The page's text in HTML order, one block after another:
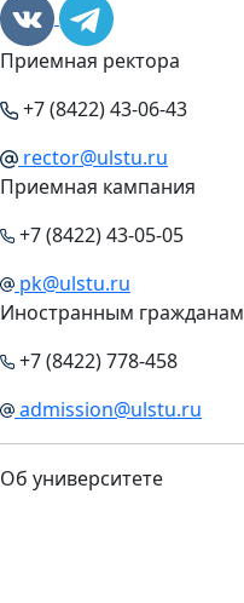
Приемная ректора
+7 (8422) 43-06-43
rector@ulstu.ru
Приемная кампания
+7 (8422) 43-05-05
pk@ulstu.ru
Иностранным гражданам
+7 (8422) 778-458
admission@ulstu.ru
Об университете